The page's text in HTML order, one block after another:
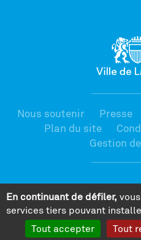
Nous soutenir Presse
Plan du site
Gestion
Une création
En continuant de défiler,
services tiers pouvant
Tout accepter
Tout